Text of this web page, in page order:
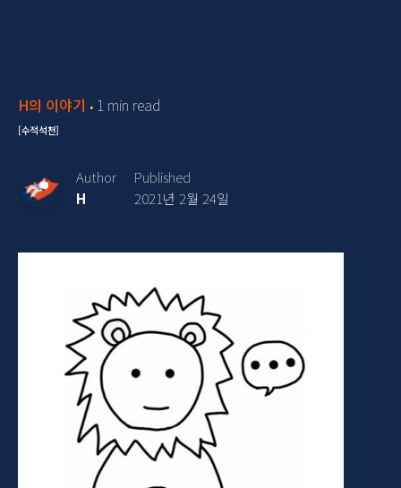
H의 이야기 1 min read
[수적석천]
Author
H
Published
2021년 2월 24일